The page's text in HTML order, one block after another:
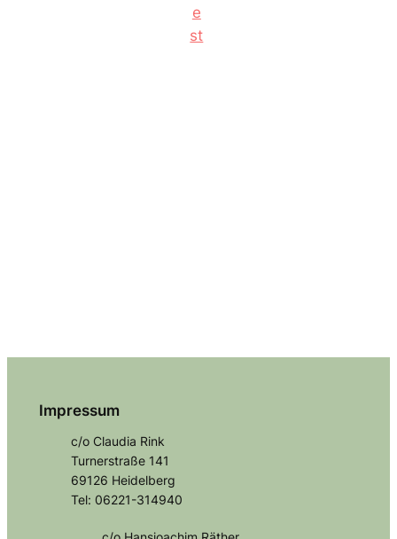
Impressum
c/o Claudia Rink
Turnerstraße 141
69126 Heidelberg
Tel: 06221-314940